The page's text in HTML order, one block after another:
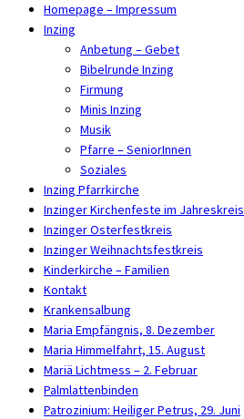
Homepage – Impressum
Inzing
Anbetung – Gebet
Bibelrunde Inzing
Firmung
Minis Inzing
Musik
Pfarre – SeniorInnen
Soziales
Inzing Pfarrkirche
Inzinger Kirchenfeste im Jahreskreis
Inzinger Osterfestkreis
Inzinger Weihnachtsfestkreis
Kinderkirche – Familien
Kontakt
Krankensalbung
Maria Empfängnis, 8. Dezember
Maria Himmelfahrt, 15. August
Mariä Lichtmess – 2. Februar
Palmlattenbinden
Patrozinium: Heiliger Petrus, 29. Juni